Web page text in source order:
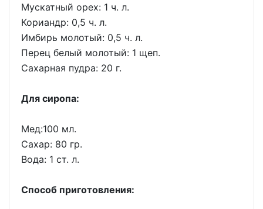
Мускатный орех: 1 ч. л.
Кориандр: 0,5 ч. л.
Имбирь молотый: 0,5 ч. л.
Перец белый молотый: 1 щеп.
Сахарная пудра: 20 г.
Для сиропа:
Мед:100 мл.
Сахар: 80 гр.
Вода: 1 ст. л.
Способ приготовления: